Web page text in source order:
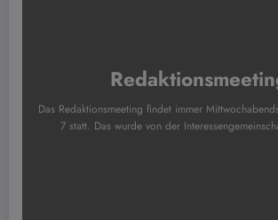
Das Redaktionsmeeting findet immer
7 statt. Das wurde von der